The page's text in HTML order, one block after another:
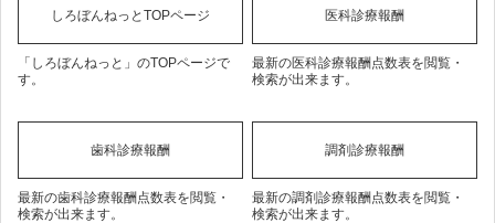
しろぼんねっとTOPページ
「しろぼんねっと」のTOPページで
す。
医科診療報酬
最新の医科診療報酬点数表を閲覧・
検索が出来ます。
歯科診療報酬
最新の歯科診療報酬点数表を閲覧・
検索が出来ます。
調剤診療報酬
最新の調剤診療報酬点数表を閲覧・
検索が出来ます。